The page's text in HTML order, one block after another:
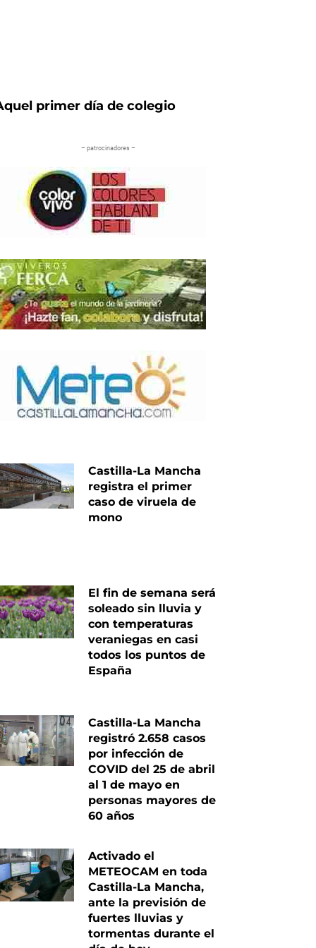
primer día de colegio
– patrocinadores –
Castilla-La Mancha
registra el primer
caso de viruela de
mono
El fin de semana será
soleado sin lluvia y
con temperaturas
veraniegas en casi
todos los puntos de
España
Castilla-La Mancha
registró 2.658 casos
por infección de
COVID del 25 de abril
al 1 de mayo en
personas mayores de
60 años
Activado el
METEOCAM en toda
Castilla-La Mancha,
ante la previsión de
fuertes lluvias y
tormentas durante el